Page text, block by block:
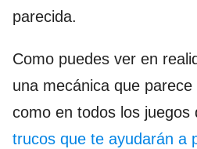
parecida.
Como puedes ver en
una mecánica que
como en todos los juegos
trucos que te ayudarán a